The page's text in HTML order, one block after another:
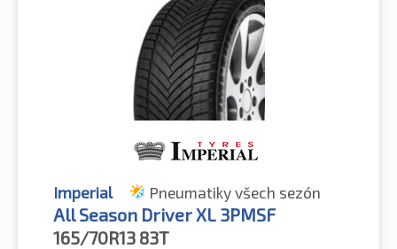
Imperial Pneumatiky všech sezón
All Season Driver XL 3PMSF
165/70R13 83T